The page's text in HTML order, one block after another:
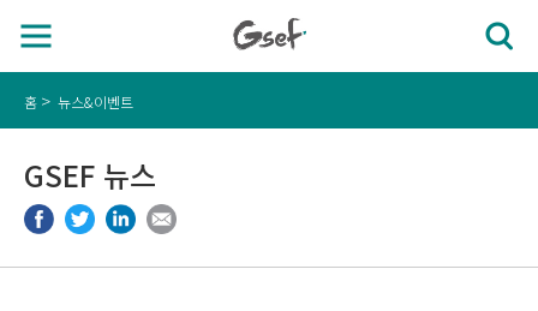
홈 뉴스&이벤트
GSEF 뉴스